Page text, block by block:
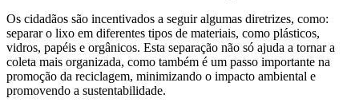
Os cidadãos são incentivados a seguir algumas diretrizes, como:
separar o lixo em diferentes tipos de materiais, como plásticos,
vidros, papéis e orgânicos. Esta separação não só ajuda a tornar a
coleta mais organizada, como também é um passo importante na
promoção da reciclagem, minimizando o impacto ambiental e
promovendo a sustentabilidade.